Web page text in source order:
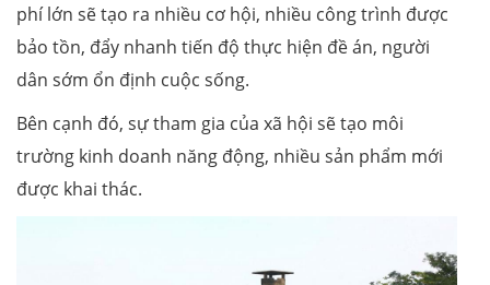
phí lớn sẽ tạo ra nhiều cơ hội, nhiều công trình được
bảo tồn, đẩy nhanh tiến độ thực hiện đề án, người
dân sớm ổn định cuộc sống.
Bên cạnh đó, sự tham gia của xã hội sẽ tạo môi
trường kinh doanh năng động, nhiều sản phẩm mới
được khai thác.